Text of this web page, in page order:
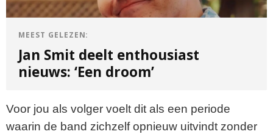
MEEST GELEZEN:
Jan Smit deelt enthousiast
nieuws: ‘Een droom’
Voor jou als volger voelt dit als een periode
waarin de band zichzelf opnieuw uitvindt zonder